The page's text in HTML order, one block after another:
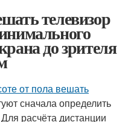
телевизор
до зрителя
от пола вешать
сначала определить
расчёта дистанции